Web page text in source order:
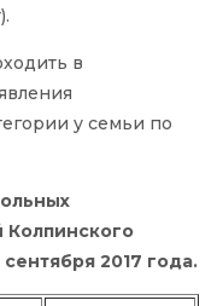
в
у семьи по
Колпинского
2017 года.